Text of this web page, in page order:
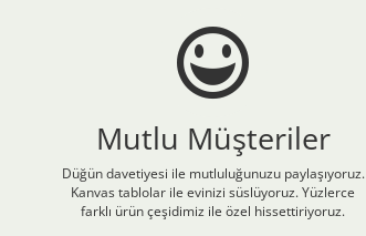
Mutlu Müşteriler
Düğün davetiyesi ile mutluluğunuzu paylaşıyoruz.
Kanvas tablolar ile evinizi süslüyoruz. Yüzlerce
farklı ürün çeşidimiz ile özel hissettiriyoruz.